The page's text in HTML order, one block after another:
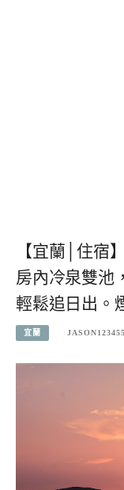
【宜蘭│住宿
房內冷泉雙池
輕鬆追日出。
宜蘭 JASON123455